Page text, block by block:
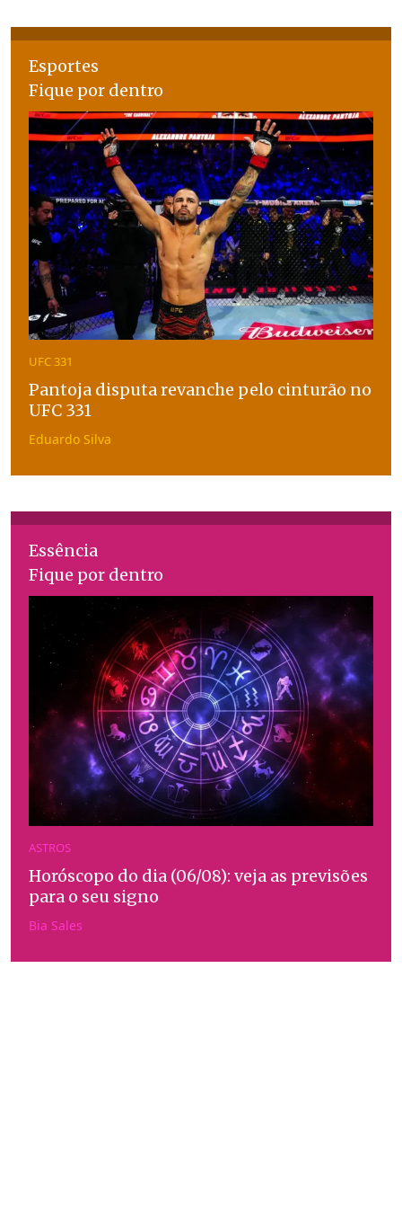
Esportes
Fique por dentro
UFC 331
Pantoja disputa revanche pelo cinturão no
UFC 331
Eduardo Silva
Essência
Fique por dentro
ASTROS
Horóscopo do dia (06/08): veja as previsões
para o seu signo
Bia Sales